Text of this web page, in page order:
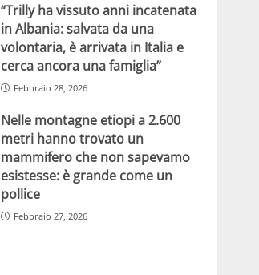
“Trilly ha vissuto anni incatenata
in Albania: salvata da una
volontaria, è arrivata in Italia e
cerca ancora una famiglia”
Febbraio 28, 2026
Nelle montagne etiopi a 2.600
metri hanno trovato un
mammifero che non sapevamo
esistesse: è grande come un
pollice
Febbraio 27, 2026